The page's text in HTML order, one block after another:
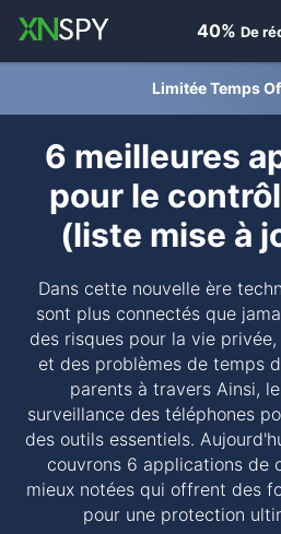
40% De
Limitée Temps
6 meilleures
pour le
(liste mise à
Dans cette nouvelle ère
sont plus connectés que
des risques pour la vie
et des problèmes de temps
parents à travers Ainsi,
surveillance des téléphones
des outils essentiels.
couvrons 6 applications de
mieux notées qui offrent des
pour une protection